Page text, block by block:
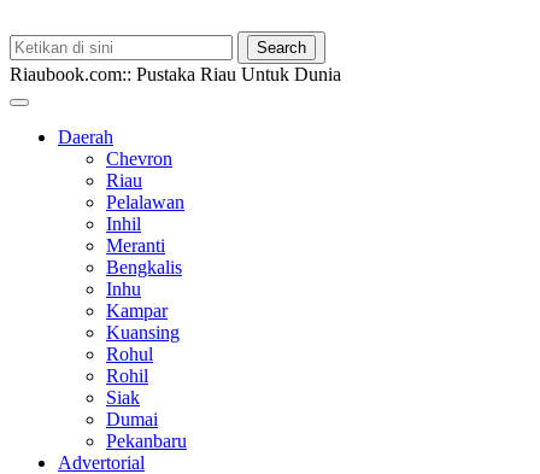
Riaubook.com:: Pustaka Riau Untuk Dunia
Daerah
Chevron
Riau
Pelalawan
Inhil
Meranti
Bengkalis
Inhu
Kampar
Kuansing
Rohul
Rohil
Siak
Dumai
Pekanbaru
Advertorial